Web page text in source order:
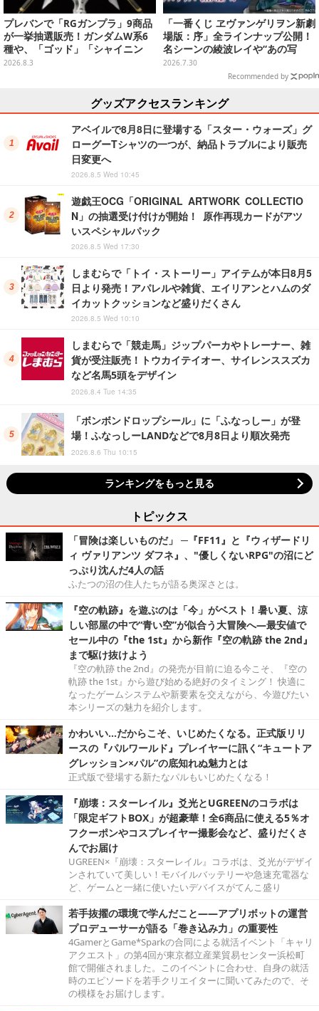
プレバンで「RGガンプラ」9商品
が一挙抽選販売！ガンダムW系6
種や、「ゴッド」「シャイニン
グ」も
2026.8.3
「一番くじ ヱヴァンゲリヲン新劇
場版：序」全ラインナップ公開！
名シーンの綾波レイや“あの写
真”の葛城ミサトフィギュアほ
か、場面写クリアファイルなど
2026.7.30
Recommended by
グッズアクセスランキング
アベイルで8月8日に登場する「スター・ウォーズ」グ
ローグーTシャツの一つが、納品トラブルにより販売
日変更へ
2026.8.5 Wed 10:45
遊戯王OCG「ORIGINAL ARTWORK COLLECTIO
N」の抽選受け付けが開始！ 原作再現カードがアツ
いスペシャルパック
2026.8.5 Wed 17:30
しまむらで「トイ・ストーリー」アイテムが本日8月5
日より発売！アパレルや雑貨、エイリアンとハムのダ
イカットクッションなど盛りだくさん
2026.8.5 Wed 10:10
しまむらで「競走馬」ジップパーカやトレーナー、雑
貨が受注販売！トウカイテイオー、サイレンススズカ
など名馬5頭をデザイン
2026.8.4 Tue 14:35
「ボンボンドロップシール」に「ふなっしー」が登
場！ふなっしーLANDなどで8月8日より順次発売
2026.8.6 Thu 10:15
ランキングをもっと見る
トピックス
「冒険は楽しいものだ」 ─『FF11』と『ウィザードリ
ィ ヴァリアンツ ダフネ』、"優しくないRPG"の沼にど
っぷり沈んだ4人の話
ふたつの沼の住人たちが語る奥深さとは。
『空の軌跡』を遊ぶのは「今」がベスト！暑い夏、涼
しい部屋の中で“青い空”が似合う大冒険へ―最安値で
セール中の『the 1st』から新作『空の軌跡 the 2nd』
まで駆け抜けよう
『空の軌跡 the 2nd』の発売が目前に迫る今こそ、『空の
軌跡 the 1st』から遊び始める絶好のタイミング！ 快適に
なったゲームシステムや新要素を交えながら、今遊びたい
本シリーズの魅力を紹介します。
かわいい…だからこそ、いじめたくなる。正式版リリ
ースの『パルワールド』プレイヤーに訊く“キュートア
グレッション×パル”の底知れぬ魅力とは
正式版で登場する新たなパルもいじめたくなる！
『崩壊：スターレイル』爻光とUGREENのコラボは
「限定ギフトBOX」が超豪華！全6商品に使える5％オ
フクーポンやコスプレイヤー撮影会など、盛りだくさ
んでお届け
UGREEN×『崩壊：スターレイル』コラボは、爻光がデザイ
ンされていて美しい！モバイルバッテリーや急速充電器な
ど、ゲームと一緒に使いたいデバイスがてんこ盛り
若手抜擢の環境で学んだこと――アプリボットの運営
プロデューサーが語る「巻き込み力」の重要性
4GamerとGame*Sparkの合同による就活イベント「キャリ
アクエスト」の第4回が東京都立産業貿易センター浜松町
館で開催されました。このイベントに合わせ、自身の就活
時のエピソードを若手クリエイターに聞いてみたので、そ
の模様をお届けします。